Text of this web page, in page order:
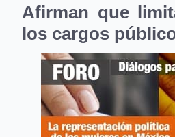
Afirman que
los cargos